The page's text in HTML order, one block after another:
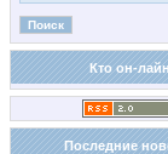
Кто он-
Последние